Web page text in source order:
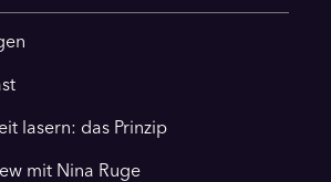
lasern: das Prinzip
mit Nina Ruge